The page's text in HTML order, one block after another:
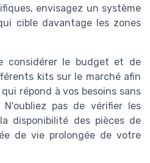
envisagez un système
cible davantage les zones
considérer le budget et de
kits sur le marché afin
répond à vos besoins sans
pas de vérifier les
disponibilité des pièces de
de vie prolongée de votre